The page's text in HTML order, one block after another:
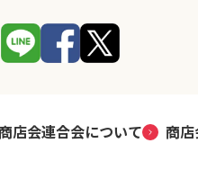
店会連合会について 商